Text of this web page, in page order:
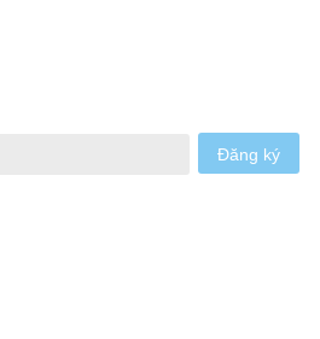
Đăng ký